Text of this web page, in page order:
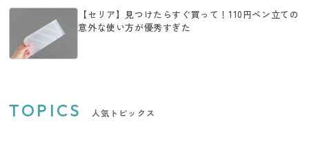
【セリア】見つけたらすぐ買って！110円ペン立ての
意外な使い方が優秀すぎた
TOPICS 人気トピックス